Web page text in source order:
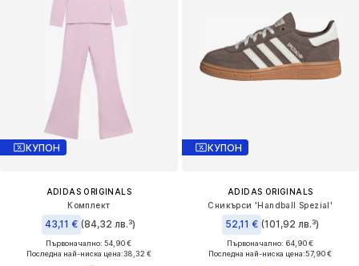
КУПОН
ADIDAS ORIGINALS
Комплект
43,11 € (84,32 лв.³)
Първоначално: 54,90 €
Последна най-ниска цена:38,32 €
КУПОН
ADIDAS ORIGINALS
Сникърси 'Handball Spezial'
52,11 € (101,92 лв.³)
Първоначално: 64,90 €
Последна най-ниска цена:57,90 €